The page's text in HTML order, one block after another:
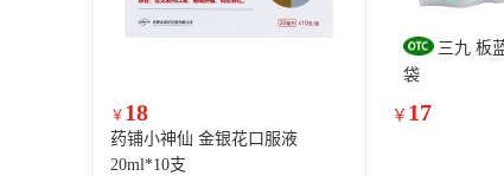
￥ 18
药铺小神仙 金银花口服液
20ml*10支
三九 板
袋
￥ 17